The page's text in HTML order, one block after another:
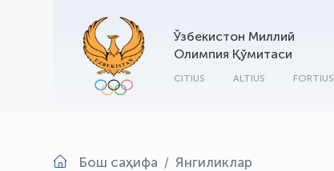
Ўзбекистон Миллий
Олимпия Қўмитаси
CITIUS ALTIUS FORTIUS
Бош саҳифа Янгиликлар